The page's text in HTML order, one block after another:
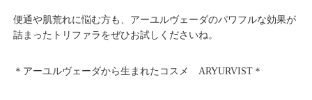
便通や肌荒れに悩む方も、アーユルヴェーダのパワフルな効果が
詰まったトリファラをぜひお試しくださいね。
＊アーユルヴェーダから生まれたコスメ ARYURVIST＊